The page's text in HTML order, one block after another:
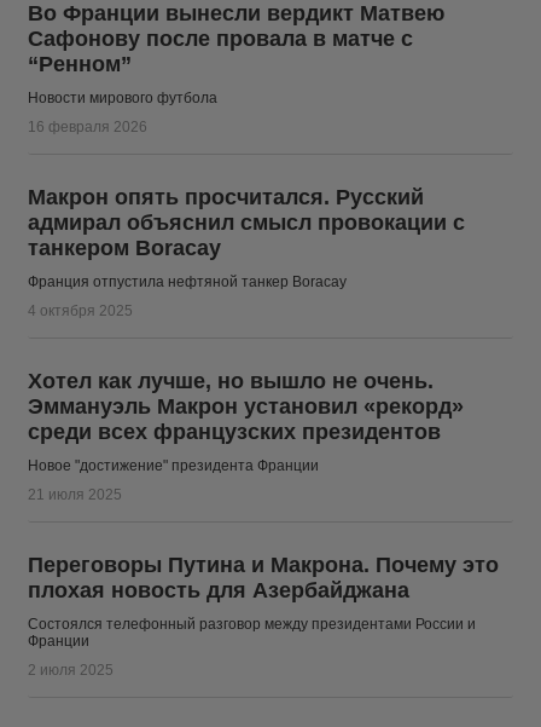
Во Франции вынесли вердикт Матвею
Сафонову после провала в матче с
“Ренном”
Новости мирового футбола
16 февраля 2026
Макрон опять просчитался. Русский
адмирал объяснил смысл провокации с
танкером Boracay
Франция отпустила нефтяной танкер Boracay
4 октября 2025
Хотел как лучше, но вышло не очень.
Эммануэль Макрон установил «рекорд»
среди всех французских президентов
Новое "достижение" президента Франции
21 июля 2025
Переговоры Путина и Макрона. Почему это
плохая новость для Азербайджана
Состоялся телефонный разговор между президентами России и
Франции
2 июля 2025